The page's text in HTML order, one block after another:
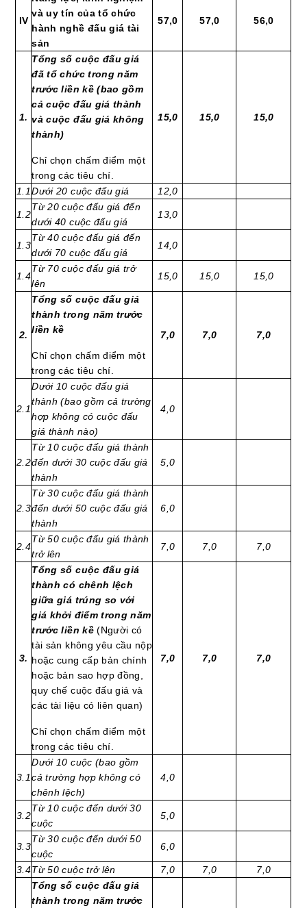
IV
và uy tín của tổ chức
hành nghề đấu giá tài
sản
57,0 57,0 56,0
1.
Tổng số cuộc đấu giá
đã tổ chức trong năm
trước liền kề (bao gồm
cả cuộc đấu giá thành
và cuộc đấu giá không
thành)
Chỉ chọn chấm điểm một
trong các tiêu chí.
15,0 15,0 15,0
1.1 Dưới 20 cuộc đấu giá 12,0
1.2
Từ 20 cuộc đấu giá đến
dưới 40 cuộc đấu giá
13,0
1.3
Từ 40 cuộc đấu giá đến
dưới 70 cuộc đấu giá
14,0
1.4
Từ 70 cuộc đấu giá trở
lên
15,0 15,0 15,0
2.
Tổng số cuộc đấu giá
thành trong năm trước
liền kề
Chỉ chọn chấm điểm một
trong các tiêu chí.
7,0 7,0 7,0
2.1
Dưới 10 cuộc đấu giá
thành (bao gồm cả trường
hợp không có cuộc đấu
giá thành nào)
4,0
2.2
Từ 10 cuộc đấu giá thành
đến dưới 30 cuộc đấu giá
thành
5,0
2.3
Từ 30 cuộc đấu giá thành
đến dưới 50 cuộc đấu giá
thành
6,0
2.4
Từ 50 cuộc đấu giá thành
trở lên
7,0 7,0 7,0
3.
Tổng số cuộc đấu giá
thành có chênh lệch
giữa giá trúng so với
giá khởi điểm trong năm
trước liền kề (Người có
tài sản không yêu cầu nộp
hoặc cung cấp bản chính
hoặc bản sao hợp đồng,
quy chế cuộc đấu giá và
các tài liệu có liên quan)
Chỉ chọn chấm điểm một
trong các tiêu chí.
7,0 7,0 7,0
3.1
Dưới 10 cuộc (bao gồm
cả trường hợp không có
chênh lệch)
4,0
3.2
Từ 10 cuộc đến dưới 30
cuộc
5,0
3.3
Từ 30 cuộc đến dưới 50
cuộc
6,0
3.4Từ 50 cuộc trở lên 7,0 7,0 7,0
Tổng số cuộc đấu giá
thành trong năm trước